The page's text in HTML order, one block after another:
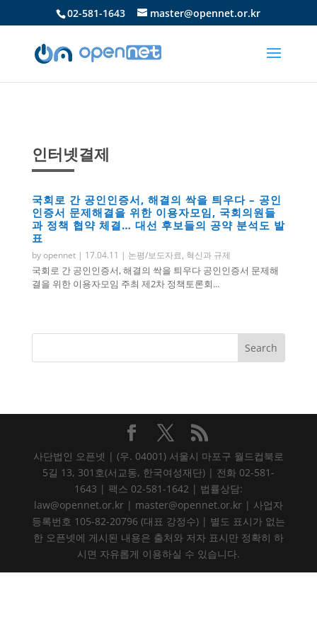
02-581-1643 master@opennet.or.kr
인터넷결제
국회로 간 공인인증서, 해결의 싹을 틔우다 – 공인
인증서 문제해결을 위한 이용자모임, 국회의원들
과 정책 협약 체결… 대선 후보들의 공약 분석도 발
표
byopennet| 17.04.11 | 논평/보도자료, 혁신과 규제
국회로 간 공인인증서, 해결의 싹을 틔우다 공인인증서 문제해
결을 위한 이용자모임 주최 제2차 정책토론회...
사단법인 오픈넷 | (우. 04001) 서울시 마포구 월드컵북로
5길 13, 301호(서교동, 한국여성재단) | 전화 02-581-
1643 | 팩스 02-581-1642 | 법률상담:
law@opennet.or.kr | master@opennet.or.kr | 사업자
등록번호 105-82-20796 (대표 강정수) | 별도 표시가 없는
한 오픈넷에 게시된 내용은 출처와 저자 표시만 정확히 하
시면 자유롭게 이용하실 수 있습니다.